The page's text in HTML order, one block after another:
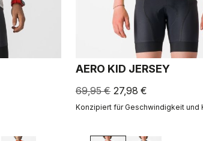
AERO KID JERSEY
69,95 € 27,98 €
Konzipiert für Geschwindigkeit und